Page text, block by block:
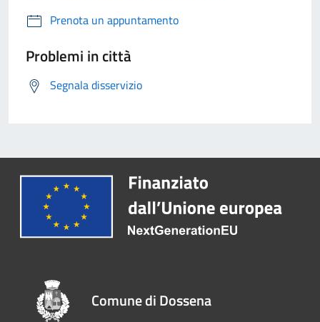
Prenota un appuntamento
Problemi in città
Segnala disservizio
Comune di Dossena